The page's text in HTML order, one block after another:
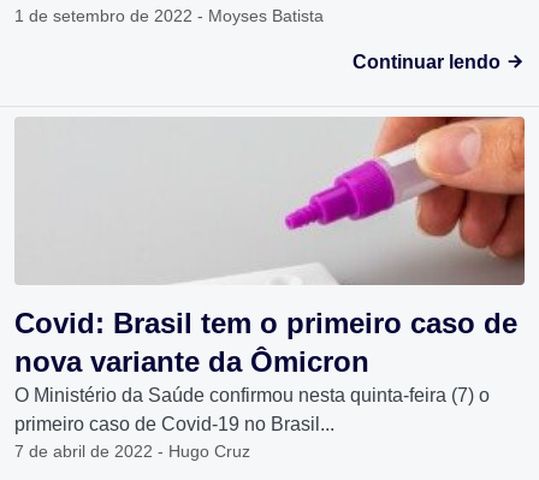
1 de setembro de 2022 - Moyses Batista
Continuar lendo
Covid: Brasil tem o primeiro caso de
nova variante da Ômicron
O Ministério da Saúde confirmou nesta quinta-feira (7) o
primeiro caso de Covid-19 no Brasil...
7 de abril de 2022 - Hugo Cruz